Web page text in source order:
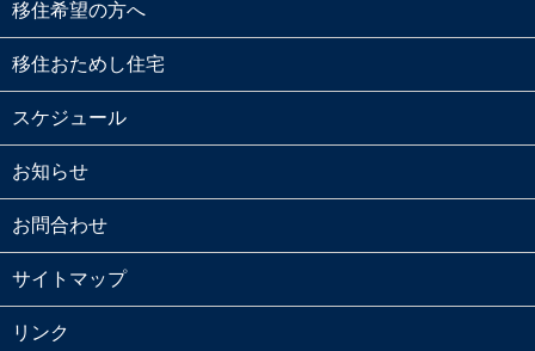
移住希望の方へ
移住おためし住宅
スケジュール
お知らせ
お問合わせ
サイトマップ
リンク